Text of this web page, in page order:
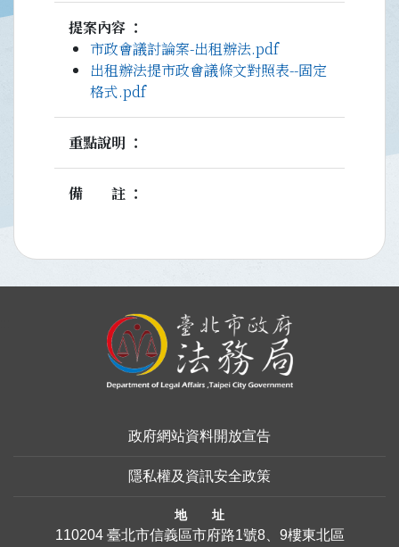
提案內容
市政會議討論案-出租辦法.pdf
出租辦法提市政會議條文對照表--固定
格式.pdf
重點說明
備註
政府網站資料開放宣告
隱私權及資訊安全政策
地 址
110204 臺北市信義區市府路1號8、9樓東北區